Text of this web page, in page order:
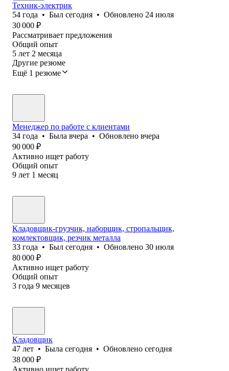
Техник-электрик
54 года • Был сегодня • Обновлено 24 июля
30 000 ₽
Рассматривает предложения
Общий опыт
5 лет 2 месяца
Другие резюме
Ещё 1 резюме
Менеджер по работе с клиентами
34 года • Была вчера • Обновлено вчера
90 000 ₽
Активно ищет работу
Общий опыт
9 лет 1 месяц
Кладовщик-грузчик, наборщик, стропальщик,
комлектовщик, резчик металла
33 года • Был сегодня • Обновлено 30 июля
80 000 ₽
Активно ищет работу
Общий опыт
3 года 9 месяцев
Кладовщик
47 лет • Была сегодня • Обновлено сегодня
38 000 ₽
Активно ищет работу